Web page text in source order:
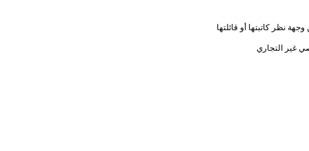
نظر كاتبتها أو قائلتها
غير التجاري